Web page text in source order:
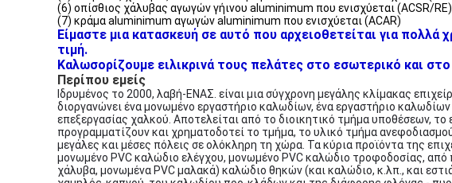
(6) οπίσθιος χάλυβας αγωγών γήινου aluminimum που ενισχύεται (ACSR/RE)
(7) κράμα aluminimum αγωγών aluminimum που ενισχύεται (ACAR)
Είμαστε μια κατασκευή σε αυτό που αρχειοθετείται για
τιμή.
Καλωσορίζουμε ειλικρινά τους πελάτες στο εσωτερικό και
Περίπου εμείς
Ιδρυμένος το 2000, λαβή-ΕΝΑΣ. είναι μια σύγχρονη μεγάλης κλίμακας
διοργανώνει ένα μονωμένο εργαστήριο καλωδίων, ένα εργαστήριο
επεξεργασίας χαλκού. Αποτελείται από το διοικητικό τμήμα υποθέσεων,
προγραμματίζουν και χρηματοδοτεί το τμήμα, το υλικό τμήμα
μεγάλες και μέσες πόλεις σε ολόκληρη τη χώρα. Τα κύρια προϊόντα της
μονωμένο PVC καλώδιο ελέγχου, μονωμένο PVC καλώδιο τροφοδοσίας,
χάλυβα, μονωμένα PVC μαλακά) καλώδιο θηκών (και καλώδιο, κ.λπ., και